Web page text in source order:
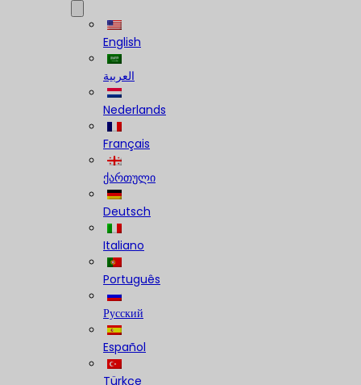
English
العربية
Nederlands
Français
ქართული
Deutsch
Italiano
Português
Русский
Español
Türkçe